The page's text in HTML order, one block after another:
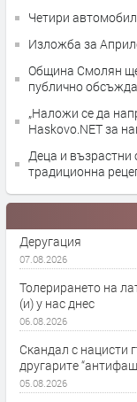
Четири
Изложба за
Община Смолян
публично
„Наложи се да
Haskovo.NET за
Деца и
традиционна
Деругация
07.08.2026
Толерирането на
(и) у нас днес
06.08.2026
Скандал с нацисти
другарите
05.08.2026